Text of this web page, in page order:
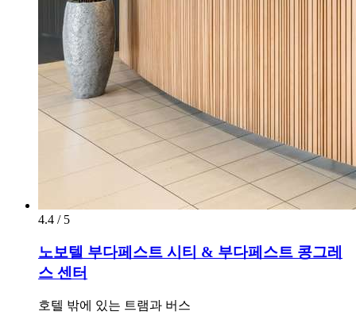
4.4 / 5
노보텔 부다페스트 시티 & 부다페스트 콩그레
스 센터
호텔 밖에 있는 트램과 버스